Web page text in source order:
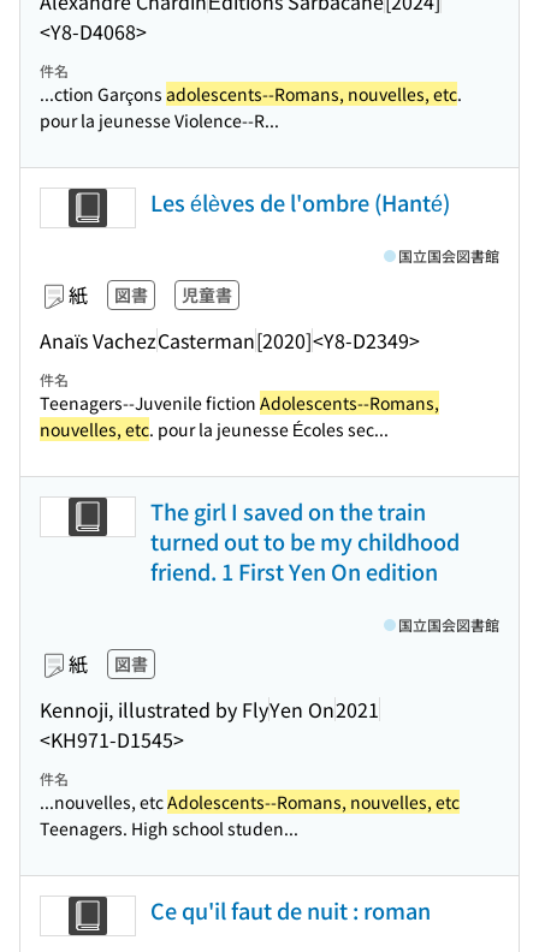
<Y8-D4068>
件名
...ction Garçons adolescents--Romans, nouvelles, etc.
pour la jeunesse Violence--R...
Les élèves de l'ombre (Hanté)
紙 図書 児童書
Anaïs VachezCasterman[2020]<Y8-D2349>
国立国会図書館
件名
Teenagers--Juvenile fiction Adolescents--Romans,
nouvelles, etc. pour la jeunesse Écoles sec...
The girl I saved on the train
turned out to be my childhood
friend. 1 First Yen On edition
紙 図書
Kennoji, illustrated by FlyYen On2021
<KH971-D1545>
国立国会図書館
件名
...nouvelles, etcAdolescents--Romans, nouvelles, etc
Teenagers. High school studen...
Ce qu'il faut de nuit : roman